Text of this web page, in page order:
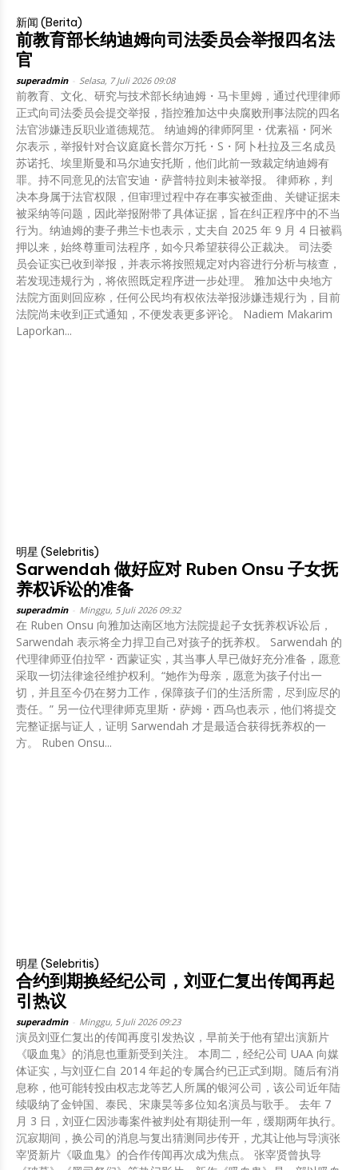
新闻 (Berita)
前教育部长纳迪姆向司法委员会举报四名法
官
superadmin Selasa, 7 Juli 2026 09:08
前教育、文化、研究与技术部长纳迪姆・马卡里姆，通过代理律师
正式向司法委员会提交举报，指控雅加达中央腐败刑事法院的四名
法官涉嫌违反职业道德规范。 纳迪姆的律师阿里・优素福・阿米
尔表示，举报针对合议庭庭长普尔万托・S・阿卜杜拉及三名成员
苏诺托、埃里斯曼和马尔迪安托斯，他们此前一致裁定纳迪姆有
罪。持不同意见的法官安迪・萨普特拉则未被举报。 律师称，判
决本身属于法官权限，但审理过程中存在事实被歪曲、关键证据未
被采纳等问题，因此举报附带了具体证据，旨在纠正程序中的不当
行为。纳迪姆的妻子弗兰卡也表示，丈夫自 2025 年 9 月 4 日被羁
押以来，始终尊重司法程序，如今只希望获得公正裁决。 司法委
员会证实已收到举报，并表示将按照规定对内容进行分析与核查，
若发现违规行为，将依照既定程序进一步处理。 雅加达中央地方
法院方面则回应称，任何公民均有权依法举报涉嫌违规行为，目前
法院尚未收到正式通知，不便发表更多评论。 Nadiem Makarim
Laporkan...
明星 (Selebritis)
Sarwendah 做好应对 Ruben Onsu 子女抚
养权诉讼的准备
superadmin Minggu, 5 Juli 2026 09:32
在 Ruben Onsu 向雅加达南区地方法院提起子女抚养权诉讼后，
Sarwendah 表示将全力捍卫自己对孩子的抚养权。 Sarwendah 的
代理律师亚伯拉罕・西蒙证实，其当事人早已做好充分准备，愿意
采取一切法律途径维护权利。“她作为母亲，愿意为孩子付出一
切，并且至今仍在努力工作，保障孩子们的生活所需，尽到应尽的
责任。” 另一位代理律师克里斯・萨姆・西乌也表示，他们将提交
完整证据与证人，证明 Sarwendah 才是最适合获得抚养权的一
方。 Ruben Onsu...
明星 (Selebritis)
合约到期换经纪公司，刘亚仁复出传闻再起
引热议
superadmin Minggu, 5 Juli 2026 09:23
演员刘亚仁复出的传闻再度引发热议，早前关于他有望出演新片
《吸血鬼》的消息也重新受到关注。 本周二，经纪公司 UAA 向媒
体证实，与刘亚仁自 2014 年起的专属合约已正式到期。随后有消
息称，他可能转投由权志龙等艺人所属的银河公司，该公司近年陆
续吸纳了金钟国、泰民、宋康昊等多位知名演员与歌手。 去年 7
月 3 日，刘亚仁因涉毒案件被判处有期徒刑一年，缓期两年执行。
沉寂期间，换公司的消息与复出猜测同步传开，尤其让他与导演张
宰贤新片《吸血鬼》的合作传闻再次成为焦点。 张宰贤曾执导